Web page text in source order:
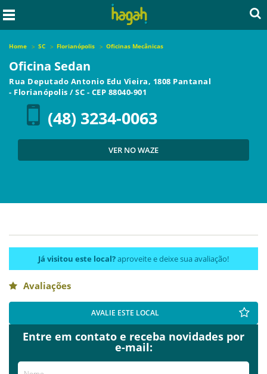
Home SC Florianópolis Oficinas Mecânicas
Oficina Sedan
Rua Deputado Antonio Edu Vieira, 1808 Pantanal
- Florianópolis /SC - CEP 88040-901
(48) 3234-0063
VER NO WAZE
Já visitou este local?aproveite e deixe sua avaliação!
Avaliações
AVALIE ESTE LOCAL
Entre em contato e receba novidades por
e-mail: